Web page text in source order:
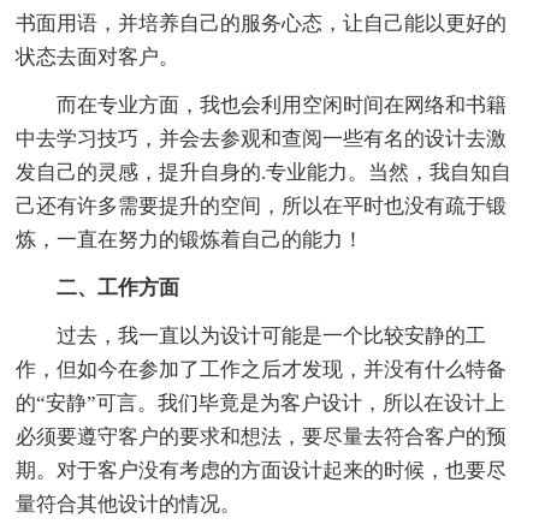
书面用语，并培养自己的服务心态，让自己能以更好的
状态去面对客户。
而在专业方面，我也会利用空闲时间在网络和书籍
中去学习技巧，并会去参观和查阅一些有名的设计去激
发自己的灵感，提升自身的.专业能力。当然，我自知自
己还有许多需要提升的空间，所以在平时也没有疏于锻
炼，一直在努力的锻炼着自己的能力！
二、工作方面
过去，我一直以为设计可能是一个比较安静的工
作，但如今在参加了工作之后才发现，并没有什么特备
的“安静”可言。我们毕竟是为客户设计，所以在设计上
必须要遵守客户的要求和想法，要尽量去符合客户的预
期。对于客户没有考虑的方面设计起来的时候，也要尽
量符合其他设计的情况。